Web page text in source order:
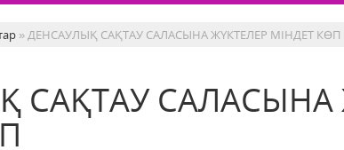
» ДЕНСАУЛЫҚ САҚТАУ САЛАСЫНА ЖҮКТЕЛЕР МІНДЕТ КӨП
САҚТАУ САЛАСЫНА